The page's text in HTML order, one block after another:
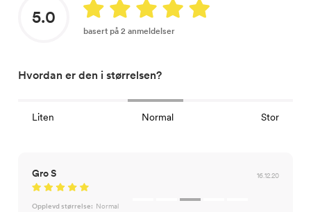
5.0
basert på 2 anmeldelser
Hvordan er den i størrelsen?
Liten Normal Stor
Gro S 16.12.20
Opplevd størrelse: Normal